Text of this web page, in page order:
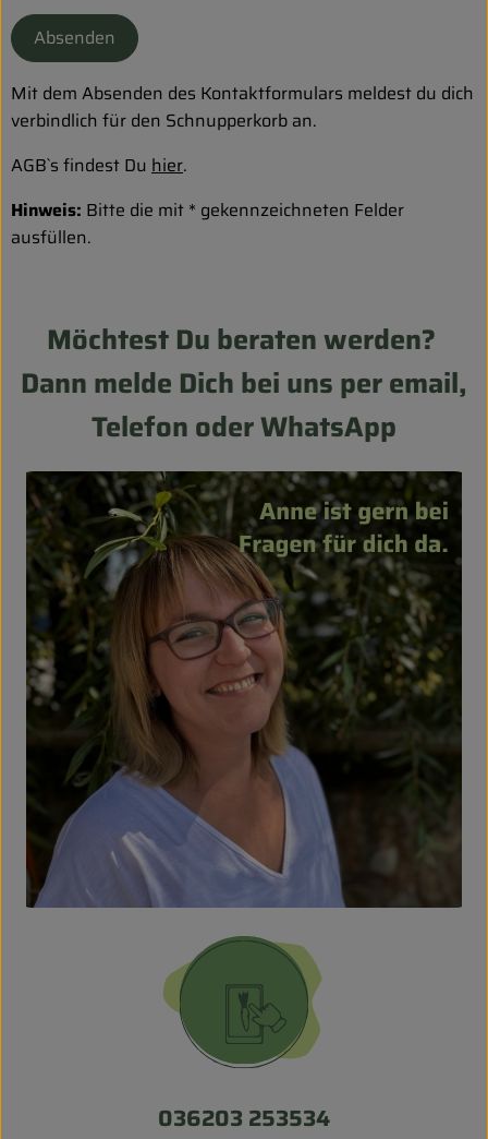
Absenden
Mit dem Absenden des Kontaktformulars meldest du dich
verbindlich für den Schnupperkorb an.
AGB`s findest Du hier.
Hinweis: Bitte die mit * gekennzeichneten Felder
ausfüllen.
Möchtest Du beraten werden?
Dann melde Dich bei uns per email,
Telefon oder WhatsApp
036203 253534